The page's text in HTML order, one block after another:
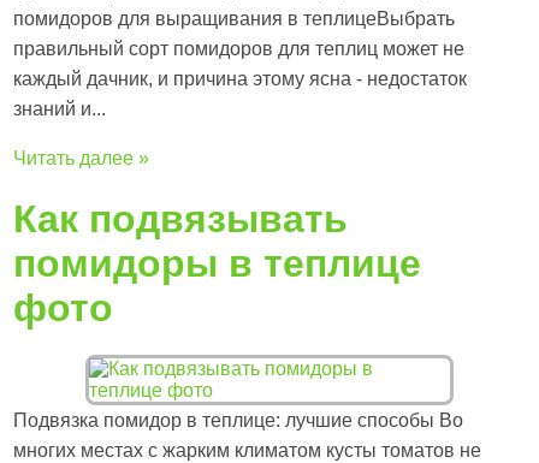
помидоров для выращивания в теплицеВыбрать
правильный сорт помидоров для теплиц может не
каждый дачник, и причина этому ясна - недостаток
знаний и...
Читать далее »
Как подвязывать
помидоры в теплице
фото
Подвязка помидор в теплице: лучшие способы Во
многих местах с жарким климатом кусты томатов не